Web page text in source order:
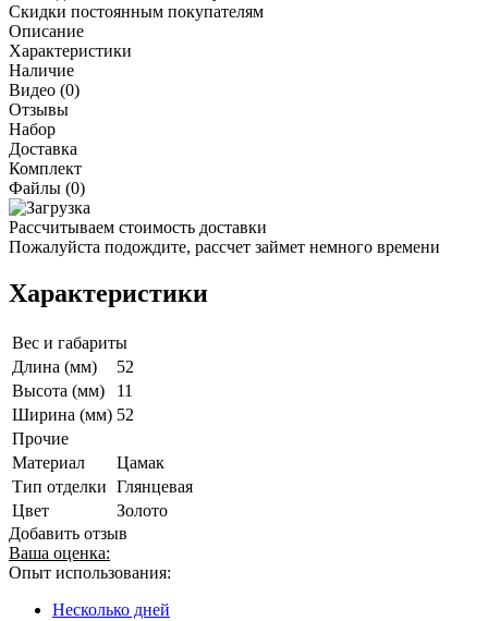
Скидки постоянным покупателям
Описание
Характеристики
Наличие
Видео (0)
Отзывы
Набор
Доставка
Комплект
Файлы (0)
Рассчитываем стоимость доставки
Пожалуйста подождите, рассчет займет немного времени
Характеристики
Вес и габариты
Длина (мм)
52
Высота (мм)
11
Ширина (мм) 52
Прочие
Материал
Цамак
Тип отделки Глянцевая
Цвет
Золото
Добавить отзыв
Ваша оценка:
Опыт использования:
Несколько дней